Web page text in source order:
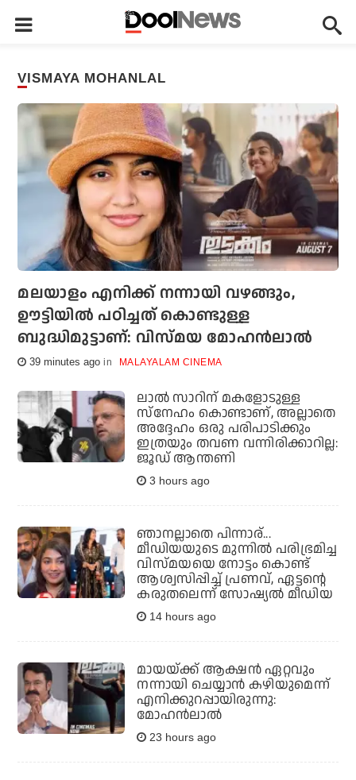
VISMAYA MOHANLAL
മലയാളം എനിക്ക് നന്നായി വഴങ്ങും,
ഊട്ടിയില്‍ പഠിച്ചത് കൊണ്ടുള്ള
ബുദ്ധിമുട്ടാണ്: വിസ്മയ മോഹന്‍ലാല്‍
39 minutes ago MALAYALAM CINEMA
ലാൽ സാറിന് മകളോടുള്ള
സ്നേഹം കൊണ്ടാണ്, അല്ലാതെ
അദ്ദേഹം ഒരു പരിപാടിക്കും
ഇത്രയും തവണ വന്നിരിക്കാറില്ല:
ജൂഡ് ആന്തണി
3 hours ago
ഞാനല്ലാതെ പിന്നാര്...
മീഡിയയുടെ മുന്നില്‍ പരിഭ്രമിച്ച
വിസ്മയയെ നോട്ടം കൊണ്ട്
ആശ്വസിപ്പിച്ച് പ്രണവ്, ഏട്ടന്റെ
കരുതലെന്ന് സോഷ്യല്‍ മീഡിയ
14 hours ago
മായയ്ക്ക് ആക്ഷന്‍ ഏറ്റവും
നന്നായി ചെയ്യാന്‍ കഴിയുമെന്ന്
എനിക്കുറപ്പായിരുന്നു:
മോഹന്‍ലാല്‍
23 hours ago